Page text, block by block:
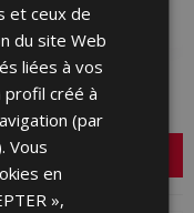
Ajouter aux favoris
GERMAN
PORTUGUESE
et ceux de
du site Web
liées à vos
profil créé à
(par
Vous
en
»,